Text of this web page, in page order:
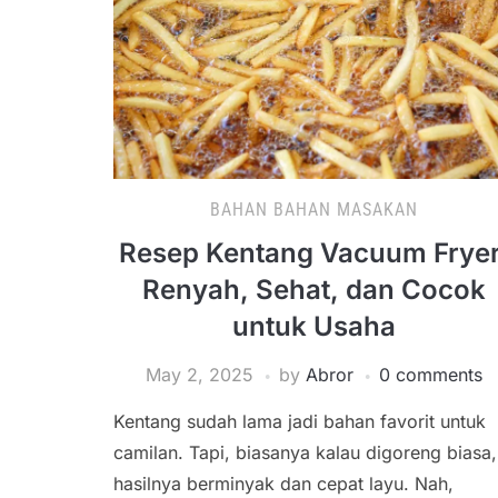
BAHAN BAHAN MASAKAN
Resep Kentang Vacuum
Renyah, Sehat, dan Cocok
untuk Usaha
May 2, 2025 by Abror 0 comments
Kentang sudah lama jadi bahan favorit untuk
camilan. Tapi, biasanya kalau digoreng biasa,
hasilnya berminyak dan cepat layu. Nah,